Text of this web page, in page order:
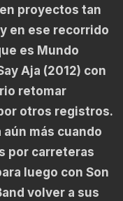
proyectos tan
en ese recorrido
es Mundo
Aja (2012) con
retomar
otros registros.
más cuando
por carreteras
luego con Son
volver a sus